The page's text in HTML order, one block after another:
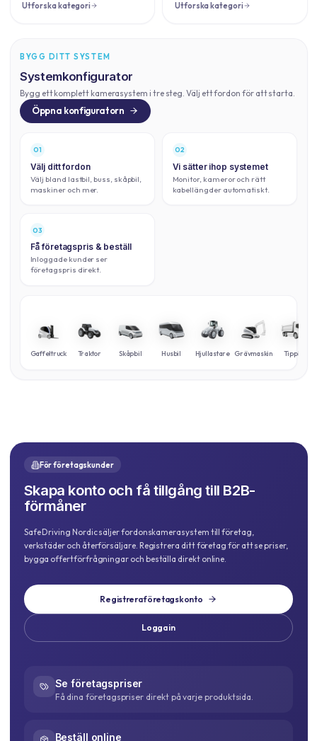
Utforska kategori Utforska kategori
BYGG DITT SYSTEM
Systemkonfigurator
Bygg ett komplett kamerasystem i tre steg. Välj ett fordon för att starta.
Öppna konfiguratorn
01
Välj ditt fordon
Välj bland lastbil, buss, skåpbil,
maskiner och mer.
02
Vi sätter ihop systemet
Monitor, kameror och rätt
kabellängder automatiskt.
03
Få företagspris & beställ
Inloggade kunder ser
företagspris direkt.
Gaffeltruck Traktor Skåpbil Husbil Hjullastare Grävmaskin Tippbil
För företagskunder
Skapa konto och få tillgång till B2B-
förmåner
Safe Driving Nordic säljer fordonskamerasystem till företag,
verkstäder och återförsäljare. Registrera ditt företag för att se priser,
bygga offertförfrågningar och beställa direkt online.
Registrera företagskonto
Logga in
Se företagspriser
Få dina företagspriser direkt på varje produktsida.
Beställ online